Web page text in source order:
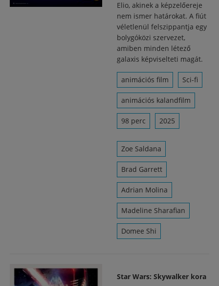
Elio, akinek a képzelőereje
nem ismer határokat. A fiút
véletlenül felszippantja egy
bolygóközi szervezet,
amiben minden létező
galaxis képviselteti magát.
animációs film Sci-fi
animációs kalandfilm
98 perc 2025
Zoe Saldana
Brad Garrett
Adrian Molina
Madeline Sharafian
Domee Shi
Star Wars: Skywalker kora